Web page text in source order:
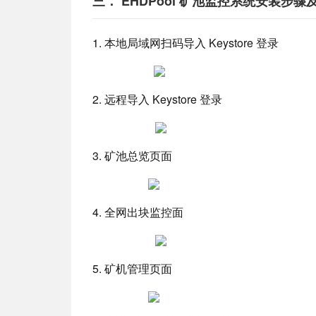
1. 本地局域网扫码导入 Keystore 登录
2. 远程导入 Keystore 登录
3. 矿池总览页面
4. 全网出块监控面
5. 矿机管理页面